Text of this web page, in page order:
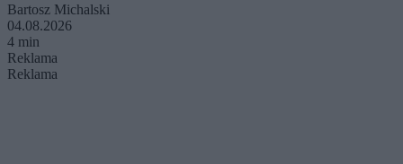
Bartosz Michalski
04.08.2026
4 min
Reklama
Reklama